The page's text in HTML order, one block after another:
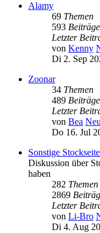
Alamy
69 Themen
593 Beiträge
Letzter
von Kenny
Di 2. Sep
Zoonar
34 Themen
489 Beiträge
Letzter
von Bea
Do 16. Jul
Sonstige
Diskussion über
haben
282 Themen
2869
Letzter
von Li-Bro
Di 4. Aug